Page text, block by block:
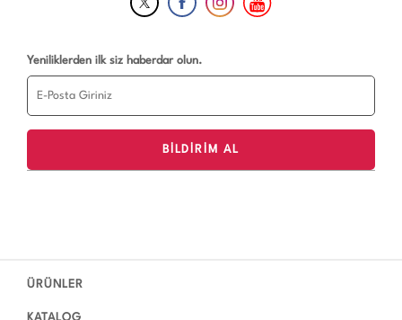
Yeniliklerden ilk siz haberdar olun.
ÜRÜNLER